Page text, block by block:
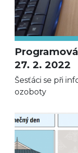
27. 2. 2022
Šesťáci se při
ozoboty